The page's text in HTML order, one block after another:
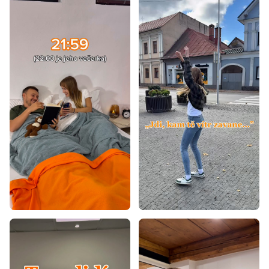
Matrace Aloe Vera 180x200
Matrace tvrdost H3
Matrace tvrdost H4
Matrace podle nosnosti - 120 kg
Matrace podle nosnosti 100+ kg